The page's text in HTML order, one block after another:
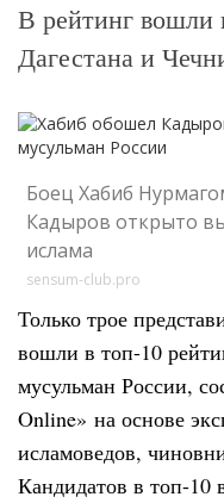
В рейтинг вошли
Дагестана и
Боец Хабиб
Кадыров открыто
ислама
sensum-club.pro
Только трое
вошли в топ-10
мусульман России,
Online» на основе
исламоведов,
Кандидатов в топ-10